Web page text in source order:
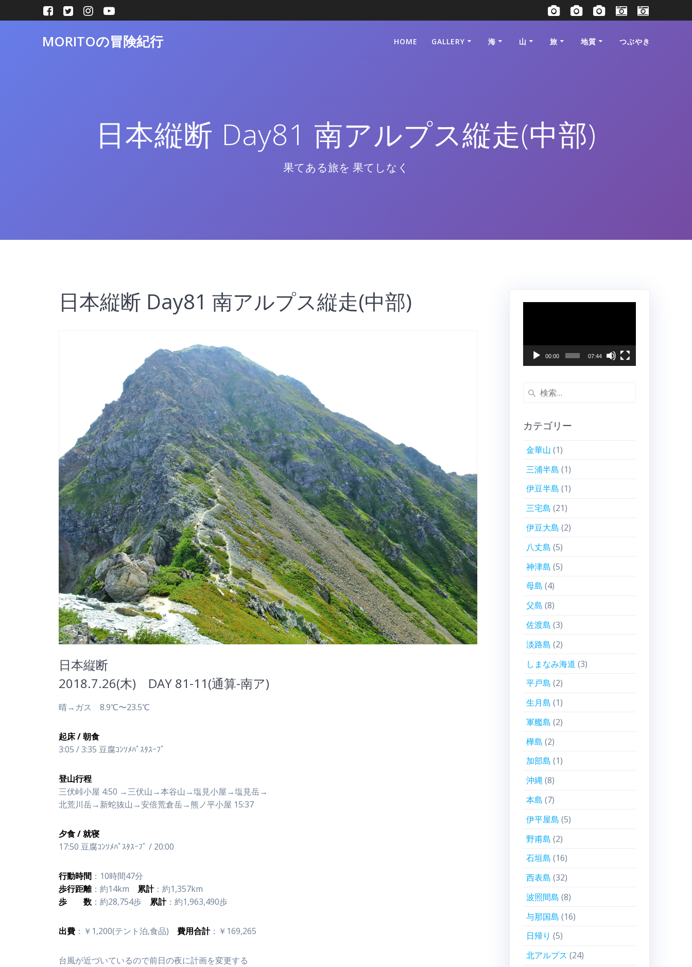
ン
MORITOの冒険紀行 HOME GALLERY 海 山 旅 地質 つぶやき
日本縦断 Day81 南アルプス縦走(中部)
果てある旅を 果てしなく
日本縦断 Day81 南アルプス縦走(中部)
日本縦断
2018.7.26(木) DAY 81-11(通算-南ア)
晴→ガス 8.9℃〜23.5℃
起床 / 朝食
3:05 / 3:35 豆腐ｺﾝｿﾒﾊﾟｽﾀｽｰﾌﾟ
登山行程
三伏峠小屋 4:50 →三伏山→本谷山→塩見小屋→塩見岳→
北荒川岳→新蛇抜山→安倍荒倉岳→熊ノ平小屋 15:37
夕食 / 就寝
17:50 豆腐ｺﾝｿﾒﾊﾟｽﾀｽｰﾌﾟ / 20:00
行動時間 ：10時間47分
歩行距離：約14km 累計：約1,357km
歩 数 ：約28,754歩 累計：約1,963,490歩
出費 ：￥1,200(テント泊,食品)費用合計：￥169,265
台風が近づいているので前日の夜に計画を変更する
レ
ヤ
00:00 07:44
検
カテゴリー
金華山 (1)
三浦半島 (1)
伊豆半島 (1)
三宅島 (21)
伊豆大島 (2)
八丈島 (5)
神津島 (5)
母島 (4)
父島 (8)
佐渡島 (3)
淡路島 (2)
しまなみ海道 (3)
平戸島 (2)
生月島 (1)
軍艦島 (2)
樺島 (2)
加部島 (1)
沖縄(8)
本島 (7)
伊平屋島 (5)
野甫島 (2)
石垣島 (16)
西表島 (32)
波照間島 (8)
与那国島 (16)
日帰り (5)
北アルプス (24)